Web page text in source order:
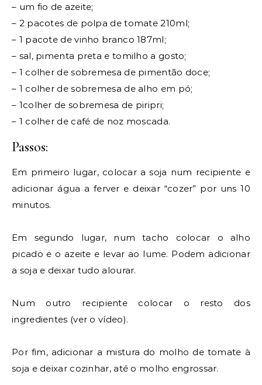
– um fio de azeite;
– 2 pacotes de polpa de tomate 210ml;
– 1 pacote de vinho branco 187ml;
– sal, pimenta preta e tomilho a gosto;
– 1 colher de sobremesa de pimentão doce;
– 1 colher de sobremesa de alho em pó;
– 1colher de sobremesa de piripri;
– 1 colher de café de noz moscada.
Passos:
Em primeiro lugar, colocar a soja num recipiente e
adicionar água a ferver e deixar “cozer” por uns 10
minutos.
Em segundo lugar, num tacho colocar o alho
picado e o azeite e levar ao lume. Podem adicionar
a soja e deixar tudo alourar.
Num outro recipiente colocar o resto dos
ingredientes (ver o vídeo).
Por fim, adicionar a mistura do molho de tomate à
soja e deixar cozinhar, até o molho engrossar.